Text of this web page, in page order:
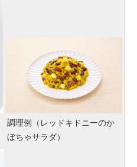
調理例（レッドキドニーのか
ぼちゃサラダ）